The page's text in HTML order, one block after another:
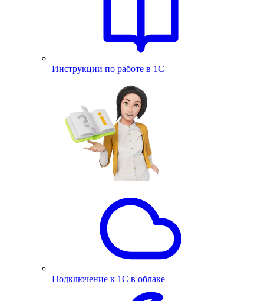
Инструкции по работе в 1С
Подключение к 1С в облаке